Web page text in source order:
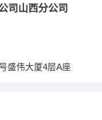
司山西分公司
盛伟大厦4层A座